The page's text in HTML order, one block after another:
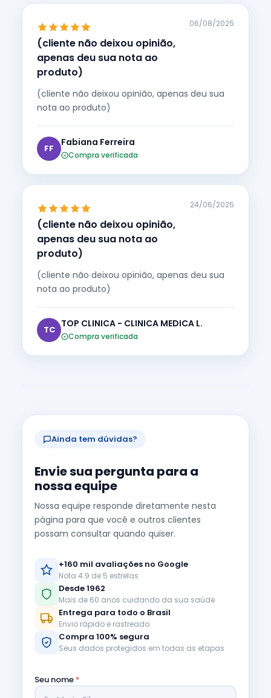
(cliente não deixou opinião,
apenas deu sua nota ao
produto)
06/08/2025
(cliente não deixou opinião, apenas deu sua
nota ao produto)
FF
Fabiana Ferreira
Compra verificada
(cliente não deixou opinião,
apenas deu sua nota ao
produto)
24/06/2025
(cliente não deixou opinião, apenas deu sua
nota ao produto)
TC
TOP CLINICA - CLINICA MEDICA L.
Compra verificada
Ainda tem dúvidas?
Envie sua pergunta para a
nossa equipe
Nossa equipe responde diretamente nesta
página para que você e outros clientes
possam consultar quando quiser.
+160 mil avaliações no Google
Nota 4.9 de 5 estrelas
Desde 1962
Mais de 60 anos cuidando da sua saúde
Entrega para todo o Brasil
Envio rápido e rastreado
Compra 100% segura
Seus dados protegidos em todas as etapas
Seu nome *